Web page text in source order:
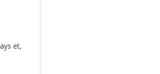
et,